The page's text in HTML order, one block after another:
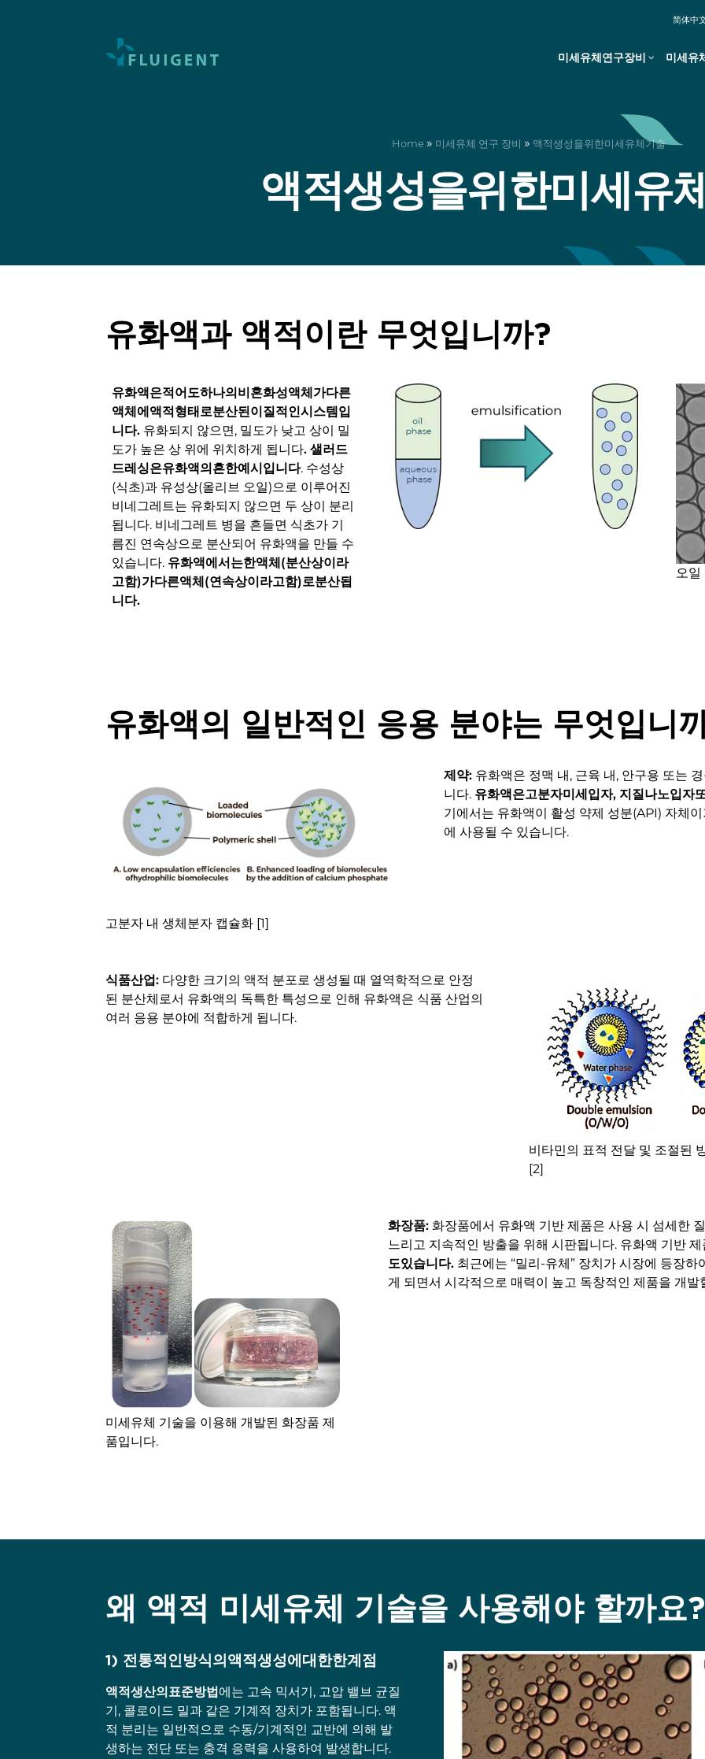
简体中
미세유체연구장비 미세유
Home » 미세유체 연구 장비 » 액적생성을위한미세유체기술
액적생성을위한미세유
유화액과 액적이란 무엇입니까?
유화액은적어도하나의비혼화성액체가다른
액체에액적형태로분산된이질적인시스템입
니다. 유화되지 않으면, 밀도가 낮고 상이 밀
도가 높은 상 위에 위치하게 됩니다. 샐러드
드레싱은유화액의흔한예시입니다. 수성상
(식초)과 유성상(올리브 오일)으로 이루어진
비네그레트는 유화되지 않으면 두 상이 분리
됩니다. 비네그레트 병을 흔들면 식초가 기
름진 연속상으로 분산되어 유화액을 만들 수
있습니다. 유화액에서는한액체(분산상이라
고함)가다른액체(연속상이라고함)로분산됩
니다.
오일
유화액의 일반적인 응용 분야는 무엇입니
고분자 내 생체분자 캡슐화 [1]
제약: 유화액은 정맥 내, 근육 내, 안구용 또는
니다. 유화액은고분자미세입자, 지질나노입자
기에서는 유화액이 활성 약제 성분(API) 자체
에 사용될 수 있습니다.
식품산업: 다양한 크기의 액적 분포로 생성될 때 열역학적으로 안정
된 분산체로서 유화액의 독특한 특성으로 인해 유화액은 식품 산업의
여러 응용 분야에 적합하게 됩니다.
비타민의 표적 전달 및 조절된
[2]
미세유체 기술을 이용해 개발된 화장품 제
품입니다.
화장품:화장품에서 유화액 기반 제품은 사용 시 섬세한
느리고 지속적인 방출을 위해 시판됩니다. 유화액 기반
도있습니다.최근에는 “밀리-유체” 장치가 시장에 등장
게 되면서 시각적으로 매력이 높고 독창적인 제품을 개발
왜 액적 미세유체 기술을 사용해야 할까요?
1) 전통적인방식의액적생성에대한한계점
액적생산의표준방법 에는 고속 믹서기, 고압 밸브 균질
기, 콜로이드 밀과 같은 기계적 장치가 포함됩니다. 액
적 분리는 일반적으로 수동/기계적인 교반에 의해 발
생하는 전단 또는 충격 응력을 사용하여 발생합니다.